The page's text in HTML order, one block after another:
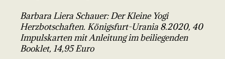
Barbara Liera Schauer: Der Kleine Yogi
Herzbotschaften. Königsfurt-Urania 8.2020, 40
Impulskarten mit Anleitung im beiliegenden
Booklet, 14,95 Euro